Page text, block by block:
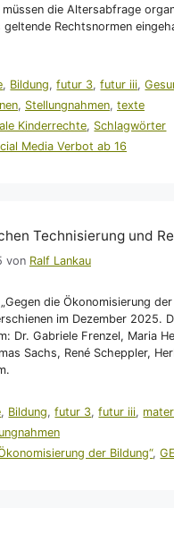
die Altersabfrage
Rechtsnormen
, Bildung,futur 3,futur iii,
, Stellungnahmen, texte
Kinderrechte, Schlagwörter
Media Verbot ab 16
Technisierung und
von Ralf Lankau
die Ökonomisierung der
im Dezember 2025.
Dr. Gabriele Frenzel, Maria
Sachs, René Scheppler,
, Bildung,futur 3,futur iii,
der Bildung“,